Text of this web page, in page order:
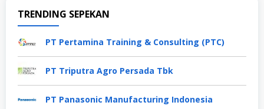
TRENDING SEPEKAN
PT Pertamina Training & Consulting (PTC)
PT Triputra Agro Persada Tbk
PT Panasonic Manufacturing Indonesia